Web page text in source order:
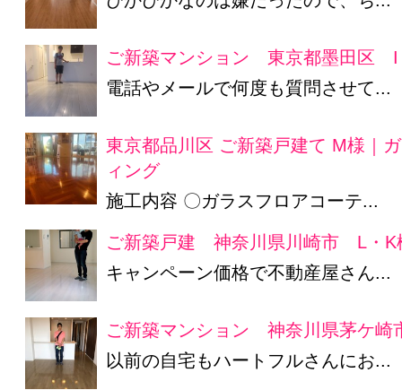
ご新築マンション 東京都墨田区 I
電話やメールで何度も質問させて...
東京都品川区 ご新築戸建て M様｜
ィング
施工内容 〇ガラスフロアコーテ...
ご新築戸建 神奈川県川崎市 L・K
キャンペーン価格で不動産屋さん...
ご新築マンション 神奈川県茅ケ
以前の自宅もハートフルさんにお...